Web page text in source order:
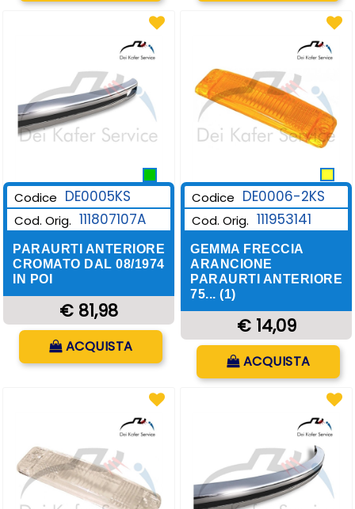
Codice DE0005KS
Cod. Orig. 111807107A
PARAURTI ANTERIORE
CROMATO DAL 08/1974
IN POI
€ 81,98
ACQUISTA
Codice DE0006-2KS
Cod. Orig. 111953141
GEMMA FRECCIA
ARANCIONE
PARAURTI ANTERIORE
75... (1)
€ 14,09
ACQUISTA